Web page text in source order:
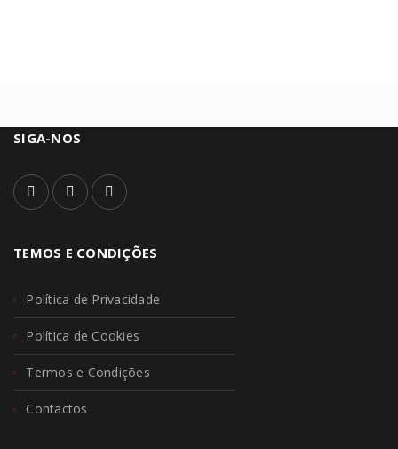
SIGA-NOS
TEMOS E CONDIÇÕES
Política de Privacidade
Política de Cookies
Termos e Condições
Contactos